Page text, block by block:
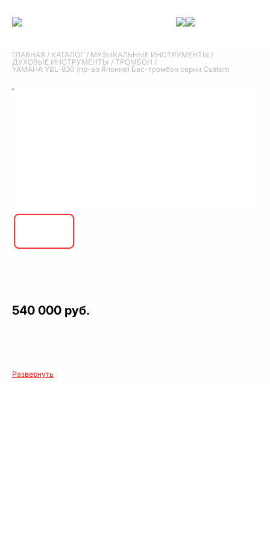
ГЛАВНАЯ / КАТАЛОГ / МУЗЫКАЛЬНЫЕ ИНСТРУМЕНТЫ /
ДУХОВЫЕ ИНСТРУМЕНТЫ / ТРОМБОН /
YAMAHA YBL-830 (пр-во Япония) Бас-тромбон серии Custom
YAMAHA YBL-830 (пр-во Япония) Бас-
540 000 руб.
Развернуть